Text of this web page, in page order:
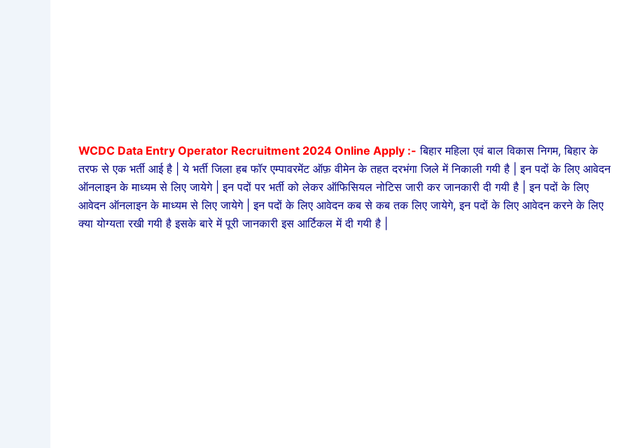
WCDC Data Entry Operator Recruitment 2024 Online Apply :- बिहार महिला एवं बाल विकास निगम, बिहार के
तरफ से एक भर्ती आई है | ये भर्ती जिला हब फॉर एम्पावरमेंट ऑफ़ वीमेन के तहत दरभंगा जिले में निकाली गयी है | इन पदों के लिए आवेदन
ऑनलाइन के माध्यम से लिए जायेगे | इन पदों पर भर्ती को लेकर ऑफिसियल नोटिस जारी कर जानकारी दी गयी है | इन पदों के लिए
आवेदन ऑनलाइन के माध्यम से लिए जायेगे | इन पदों के लिए आवेदन कब से कब तक लिए जायेगे, इन पदों के लिए आवेदन करने के लिए
क्या योग्यता रखी गयी है इसके बारे में पूरी जानकारी इस आर्टिकल में दी गयी है |